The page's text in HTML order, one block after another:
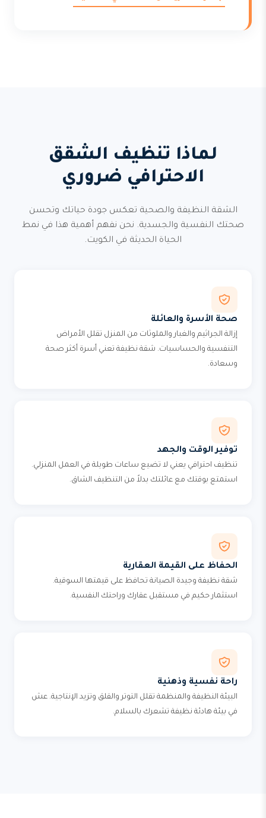
لماذا تنظيف الشقق
الاحترافي ضروري
الشقة النظيفة والصحية تعكس جودة حياتك وتحسن
صحتك النفسية والجسدية. نحن نفهم أهمية هذا في نمط
الحياة الحديثة في الكويت.
صحة الأسرة والعائلة
إزالة الجراثيم والغبار والملوثات من المنزل تقلل الأمراض
التنفسية والحساسيات. شقة نظيفة تعني أسرة أكثر صحة
وسعادة.
توفير الوقت والجهد
تنظيف احترافي يعني لا تضيع ساعات طويلة في العمل المنزلي.
استمتع بوقتك مع عائلتك بدلاً من التنظيف الشاق.
الحفاظ على القيمة العقارية
شقة نظيفة وجيدة الصيانة تحافظ على قيمتها السوقية.
استثمار حكيم في مستقبل عقارك وراحتك النفسية.
راحة نفسية وذهنية
البيئة النظيفة والمنظمة تقلل التوتر والقلق وتزيد الإنتاجية. عش
في بيئة هادئة نظيفة تشعرك بالسلام.